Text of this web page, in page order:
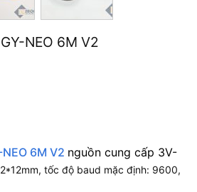
NEO 6M V2
6M V2 nguồn cung cấp 3V-
tốc độ baud mặc định: 9600,